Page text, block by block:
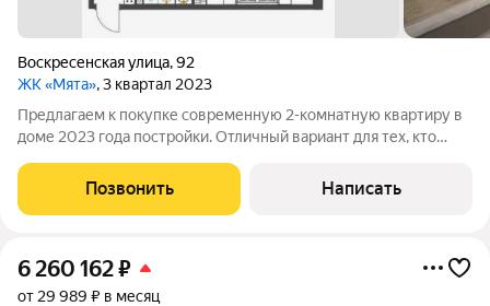
Воскресенская улица,92
ЖК «Мята», 3 квартал 2023
Предлагаем к покупке современную 2-комнатную квартиру в
доме 2023 года постройки. Отличный вариант для тех, кто
остается вся мебель и бытовая техника. Характеристики:
Позвонить Написать
6 260 162₽
от 29 989 ₽ в месяц